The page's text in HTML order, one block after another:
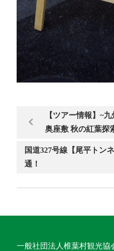
【ツアー情報】~
奥座敷 秋の紅葉探
国道327号線【尾平トン
通！
一般社団法人椎葉村観光協